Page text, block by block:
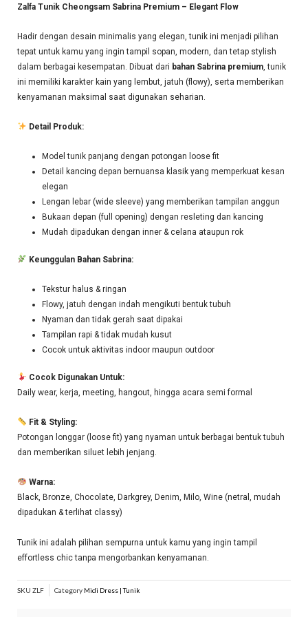
Zalfa Tunik Cheongsam Sabrina Premium – Elegant Flow
Hadir dengan desain minimalis yang elegan, tunik ini menjadi pilihan
tepat untuk kamu yang ingin tampil sopan, modern, dan tetap stylish
dalam berbagai kesempatan. Dibuat dari bahan Sabrina premium, tunik
ini memiliki karakter kain yang lembut, jatuh (flowy), serta memberikan
kenyamanan maksimal saat digunakan seharian.
Detail Produk:
Model tunik panjang dengan potongan loose fit
Detail kancing depan bernuansa klasik yang memperkuat kesan
elegan
Lengan lebar (wide sleeve) yang memberikan tampilan anggun
Bukaan depan (full opening) dengan resleting dan kancing
Mudah dipadukan dengan inner & celana ataupun rok
Keunggulan Bahan Sabrina:
Tekstur halus & ringan
Flowy, jatuh dengan indah mengikuti bentuk tubuh
Nyaman dan tidak gerah saat dipakai
Tampilan rapi & tidak mudah kusut
Cocok untuk aktivitas indoor maupun outdoor
Cocok Digunakan Untuk:
Daily wear, kerja, meeting, hangout, hingga acara semi formal
Fit & Styling:
Potongan longgar (loose fit) yang nyaman untuk berbagai bentuk tubuh
dan memberikan siluet lebih jenjang.
Warna:
Black, Bronze, Chocolate, Darkgrey, Denim, Milo, Wine (netral, mudah
dipadukan & terlihat classy)
Tunik ini adalah pilihan sempurna untuk kamu yang ingin tampil
effortless chic tanpa mengorbankan kenyamanan.
SKU ZLF Category Midi Dress | Tunik